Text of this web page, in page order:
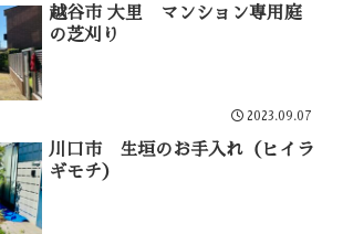
越谷市 大里 マンション専用庭
の芝刈り
2023.09.07
川口市 生垣のお手入れ（ヒイラ
ギモチ）